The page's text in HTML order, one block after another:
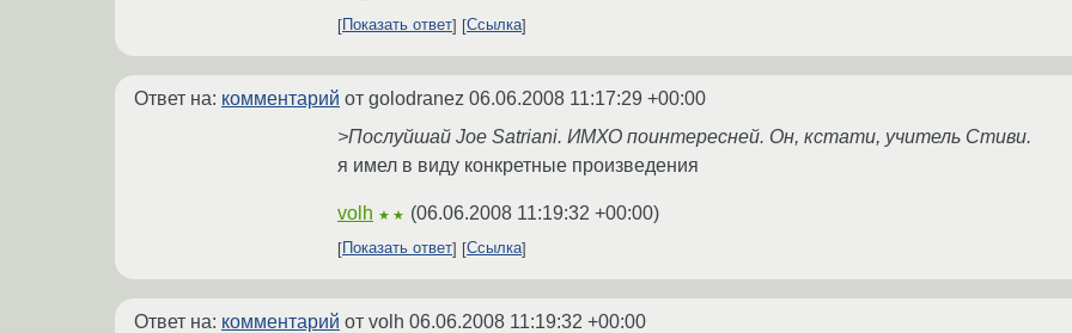
Показать ответ Ссылка
Ответ на: комментарий от golodranez 06.06.2008 11:17:29 +00:00
>Послуйшай Joe Satriani. ИМХО поинтересней. Он, кстати, учитель Стиви.
я имел в виду конкретные произведения
volh ★★ (06.06.2008 11:19:32 +00:00)
Показать ответ Ссылка
Ответ на: комментарий от volh 06.06.2008 11:19:32 +00:00